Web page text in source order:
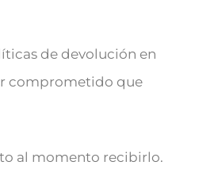
de devolución en
comprometido que
al momento recibirlo.